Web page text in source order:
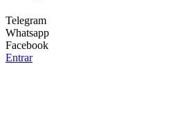
Telegram
Whatsapp
Facebook
Entrar